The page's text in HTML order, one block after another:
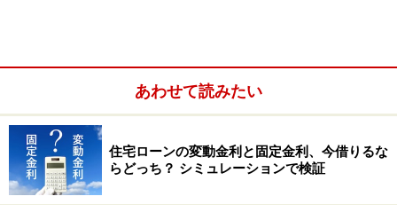
「固定期間選択型」の10年、注目の住宅ロ
まず、お得なのか否かを判断するにあたり、当初10年金
利の低さに着目して、都市銀行4行を含む主な金融機関
10行をランキングしたものが、下図となります。また、
特に注目すべきポイントがある銀行についても解説しま
あわせて読みたい
住宅ローンの変動金利と固定金利、今借りるな
らどっち？ シミュレーションで検証